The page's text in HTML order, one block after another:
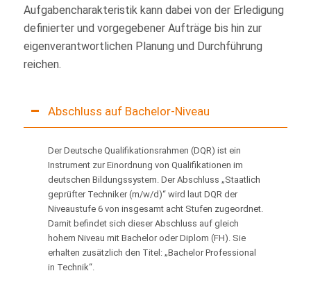
Aufgabencharakteristik kann dabei von der Erledigung
definierter und vorgegebener Aufträge bis hin zur
eigenverantwortlichen Planung und Durchführung
reichen.
Abschluss auf Bachelor-Niveau
Der Deutsche Qualifikationsrahmen (DQR) ist ein
Instrument zur Einordnung von Qualifikationen im
deutschen Bildungssystem. Der Abschluss „Staatlich
geprüfter Techniker (m/w/d)“ wird laut DQR der
Niveaustufe 6 von insgesamt acht Stufen zugeordnet.
Damit befindet sich dieser Abschluss auf gleich
hohem Niveau mit Bachelor oder Diplom (FH). Sie
erhalten zusätzlich den Titel: „Bachelor Professional
in Technik“.